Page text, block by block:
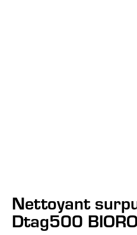
Nettoyant
Dtag500